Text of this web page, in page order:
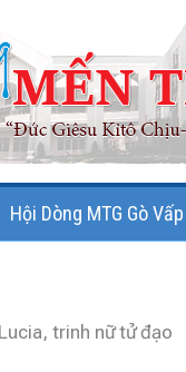
Hội Dòng MTG Gò Vấp
trinh nữ tử đạo